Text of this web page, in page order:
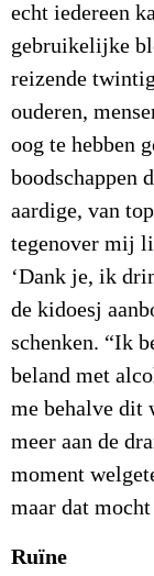
echt iedereen
gebruikelijke
reizende
ouderen,
oog te hebben
boodschappen
aardige, van
tegenover mij
‘Dank je, ik
de kidoesj
schenken. “Ik
beland met
me behalve dit
meer aan de
moment
maar dat
Ruïne